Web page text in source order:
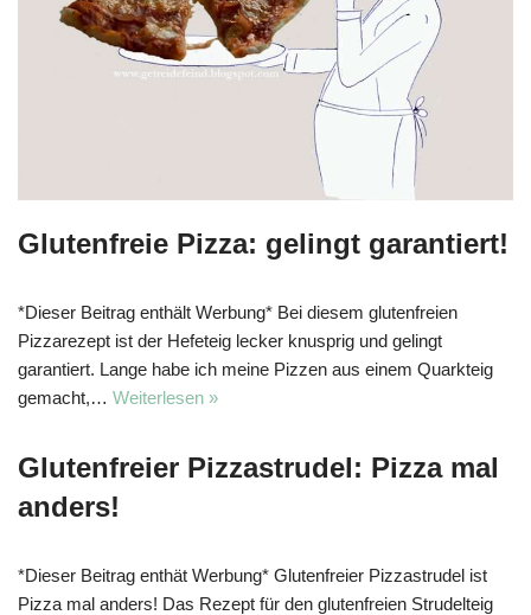
Glutenfreie Pizza: gelingt garantiert!
*Dieser Beitrag enthält Werbung* Bei diesem glutenfreien
Pizzarezept ist der Hefeteig lecker knusprig und gelingt
garantiert. Lange habe ich meine Pizzen aus einem Quarkteig
gemacht,… Weiterlesen »
Glutenfreier Pizzastrudel: Pizza mal
anders!
*Dieser Beitrag enthät Werbung* Glutenfreier Pizzastrudel ist
Pizza mal anders! Das Rezept für den glutenfreien Strudelteig